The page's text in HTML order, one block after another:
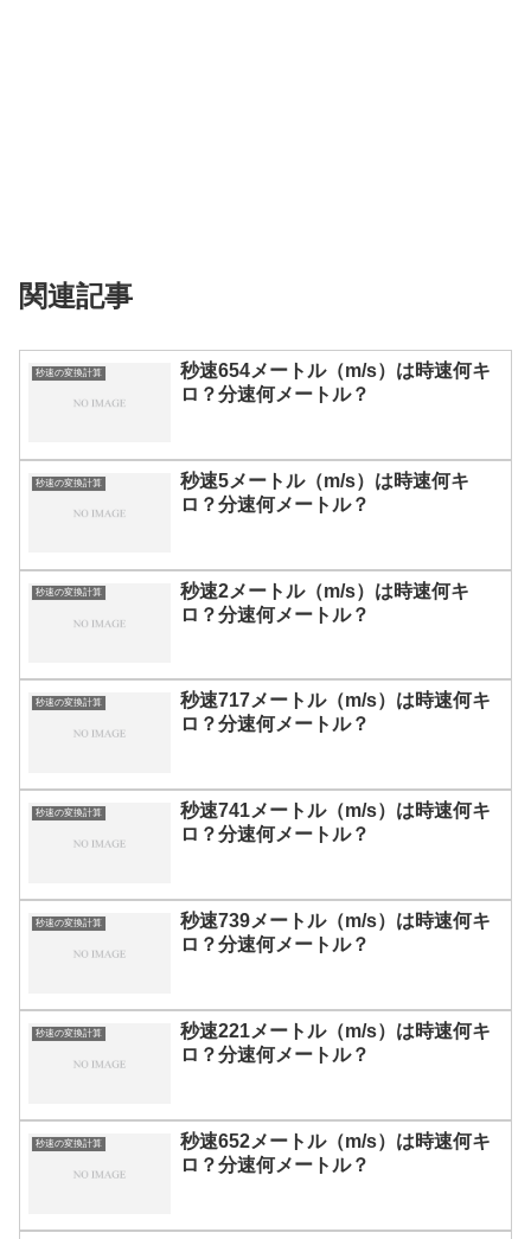
関連記事
秒速の変換計算
秒速654メートル（m/s）は時速何キ
ロ？分速何メートル？
秒速の変換計算
秒速5メートル（m/s）は時速何キ
ロ？分速何メートル？
秒速の変換計算
秒速2メートル（m/s）は時速何キ
ロ？分速何メートル？
秒速の変換計算
秒速717メートル（m/s）は時速何キ
ロ？分速何メートル？
秒速の変換計算
秒速741メートル（m/s）は時速何キ
ロ？分速何メートル？
秒速の変換計算
秒速739メートル（m/s）は時速何キ
ロ？分速何メートル？
秒速の変換計算
秒速221メートル（m/s）は時速何キ
ロ？分速何メートル？
秒速の変換計算
秒速652メートル（m/s）は時速何キ
ロ？分速何メートル？